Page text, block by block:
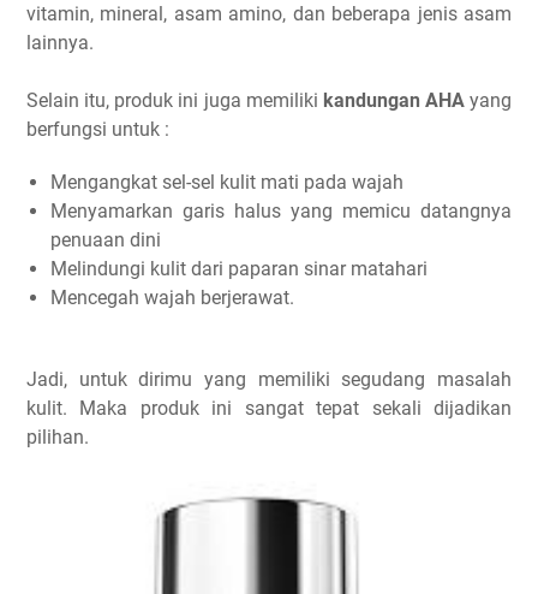
vitamin, mineral, asam amino, dan beberapa jenis asam
lainnya.
Selain itu, produk ini juga memiliki kandungan AHAyang
berfungsi untuk :
Mengangkat sel-sel kulit mati pada wajah
Menyamarkan garis halus yang memicu datangnya
penuaan dini
Melindungi kulit dari paparan sinar matahari
Mencegah wajah berjerawat.
Jadi, untuk dirimu yang memiliki segudang masalah
kulit. Maka produk ini sangat tepat sekali dijadikan
pilihan.